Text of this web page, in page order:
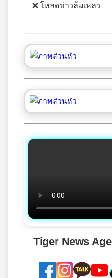
❌ โหลดข่าวล้มเหลว
Tiger News